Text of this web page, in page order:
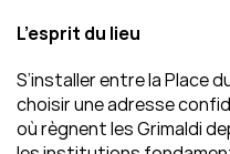
L’esprit du lieu
S’installer entre la Place
choisir une adresse
où règnent les Grimaldi